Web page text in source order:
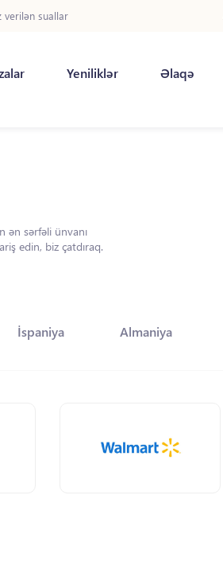
verilən suallar
Yeniliklər Əlaqə
ən sərfəli ünvanı
edin, biz çatdıraq.
İspaniya Almaniya